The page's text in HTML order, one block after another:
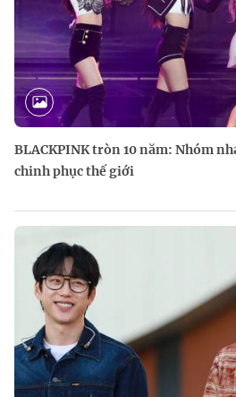
BLACKPINK tròn 10 năm: Nhóm
chinh phục thế giới